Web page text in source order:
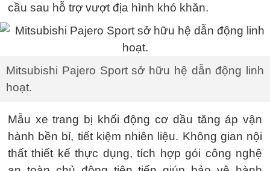
cầu sau hỗ trợ vượt địa hình khó khăn.
Mitsubishi Pajero Sport sở hữu hệ dẫn động linh
hoạt.
Mẫu xe trang bị khối động cơ dầu tăng áp vận
hành bền bỉ, tiết kiệm nhiên liệu. Không gian nội
thất thiết kế thực dụng, tích hợp gói công nghệ